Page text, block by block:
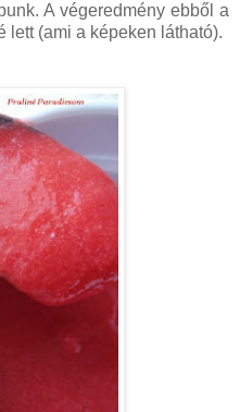
A végeredmény ebből a
lett (ami a képeken látható).